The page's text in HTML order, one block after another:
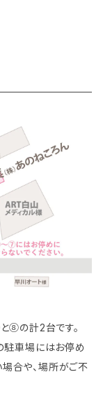
⑧の計2台です。
駐車場にはお停め
合や、場所がご不